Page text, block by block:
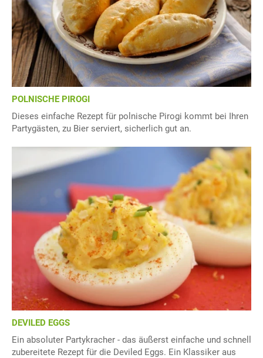
POLNISCHE PIROGI
Dieses einfache Rezept für polnische Pirogi kommt bei Ihren
Partygästen, zu Bier serviert, sicherlich gut an.
DEVILED EGGS
Ein absoluter Partykracher - das äußerst einfache und schnell
zubereitete Rezept für die Deviled Eggs. Ein Klassiker aus